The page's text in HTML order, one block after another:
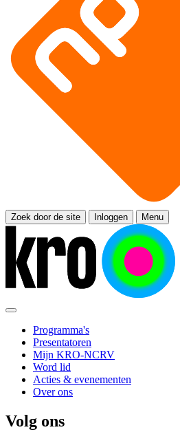
Zoek door de site Inloggen Menu
Programma's
Presentatoren
Mijn KRO-NCRV
Word lid
Acties & evenementen
Over ons
Volg ons